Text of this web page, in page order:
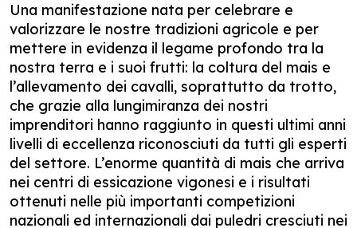
Una manifestazione nata per celebrare e
valorizzare le nostre tradizioni agricole e per
mettere in evidenza il legame profondo tra la
nostra terra e i suoi frutti: la coltura del mais e
l’allevamento dei cavalli, soprattutto da trotto,
che grazie alla lungimiranza dei nostri
imprenditori hanno raggiunto in questi ultimi anni
livelli di eccellenza riconosciuti da tutti gli esperti
del settore. L’enorme quantità di mais che arriva
nei centri di essicazione vigonesi e i risultati
ottenuti nelle più importanti competizioni
nazionali ed internazionali dai puledri cresciuti nei